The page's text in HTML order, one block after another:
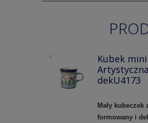
Kubek
dekU4173
Mały kubeczek
formowany i